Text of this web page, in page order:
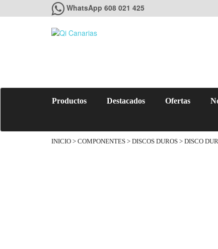
WhatsApp 608 021 425
Productos Destacados Ofertas
INICIO > COMPONENTES > DISCOS DUROS > DISCO